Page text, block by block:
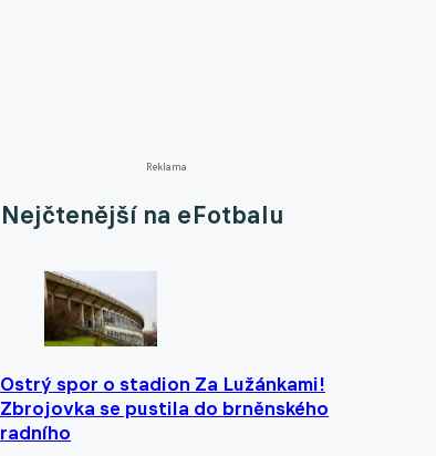
Reklama
Nejčtenější na eFotbalu
Ostrý spor o stadion Za Lužánkami!
Zbrojovka se pustila do brněnského
radního